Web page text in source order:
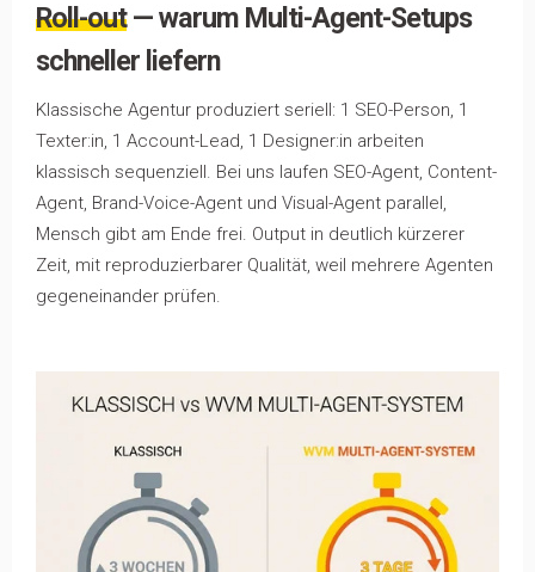
Roll-out— warum Multi-Agent-Setups
schneller liefern
Klassische Agentur produziert seriell: 1 SEO-Person, 1
Texter:in, 1 Account-Lead, 1 Designer:in arbeiten
klassisch sequenziell. Bei uns laufen SEO-Agent, Content-
Agent, Brand-Voice-Agent und Visual-Agent parallel,
Mensch gibt am Ende frei. Output in deutlich kürzerer
Zeit, mit reproduzierbarer Qualität, weil mehrere Agenten
gegeneinander prüfen.